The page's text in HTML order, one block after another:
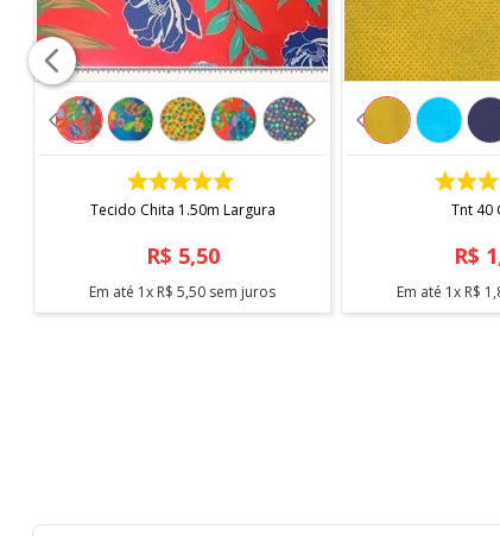
INFORMAÇÕES ADICIONAIS
Vendido a cada 1,00 MT onde a medida se refere
cortes.
Para pedidos acima de 15 metros, é possível que
*Imagem meramente ilustrativa*
COMPRAR
Tecido Chita 1.50m Largura
R$ 5,50
Em até 1x R$ 5,50 sem juros
Tnt 40
R$ 1
Em até 1x R$ 1 ,